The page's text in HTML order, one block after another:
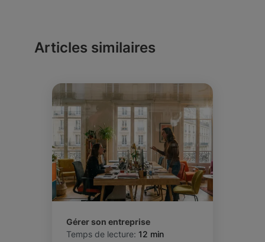
Articles similaires
Gérer son entreprise
Temps de lecture: 12 min